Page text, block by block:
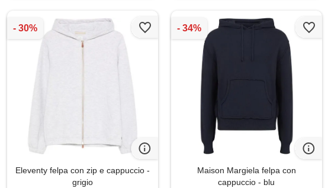
Eleventy felpa con zip e cappuccio -
grigio
Maison Margiela felpa con
cappuccio - blu